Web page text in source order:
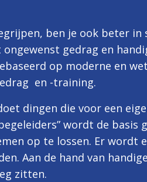
ben je ook beter in
gedrag en
op moderne en
en -training.
dingen die voor een
wordt de basis
op te lossen. Er wordt
Aan de hand van
zitten.